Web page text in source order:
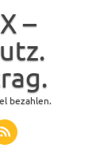
–
bezahlen.